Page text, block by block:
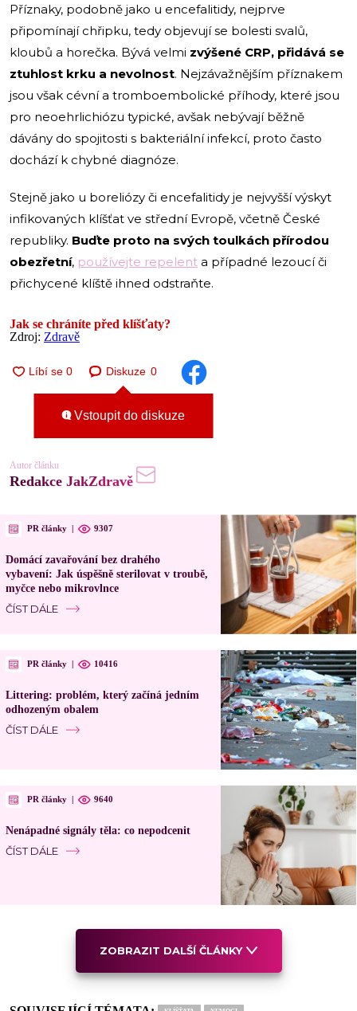
Příznaky, podobně jako u encefalitidy, nejprve
připomínají chřipku, tedy objevují se bolesti svalů,
kloubů a horečka. Bývá velmi zvýšené CRP, přidává se
ztuhlost krku a nevolnost. Nejzávažnějším příznakem
jsou však cévní a tromboembolické příhody, které jsou
pro neoehrlichiózu typické, avšak nebývají běžně
dávány do spojitosti s bakteriální infekcí, proto často
dochází k chybné diagnóze.
Stejně jako u boreliózy či encefalitidy je nejvyšší výskyt
infikovaných klíšťat ve střední Evropě, včetně České
republiky. Buďte proto na svých toulkách přírodou
obezřetní, používejte repelent a případné lezoucí či
přichycené klíště ihned odstraňte.
Jak se chráníte před klíšťaty?
Zdroj: Zdravě
Diskuze 0
Vstoupit do diskuze
Autor článku
Redakce JakZdravě
PR články 9307
Domácí zavařování bez drahého
vybavení: Jak úspěšně sterilovat v troubě,
myčce nebo mikrovlnce
ČÍST DÁLE
PR články 10416
Littering: problém, který začíná jedním
odhozeným obalem
ČÍST DÁLE
PR články 9640
Nenápadné signály těla: co nepodcenit
ČÍST DÁLE
ZOBRAZIT DALŠÍ ČLÁNKY